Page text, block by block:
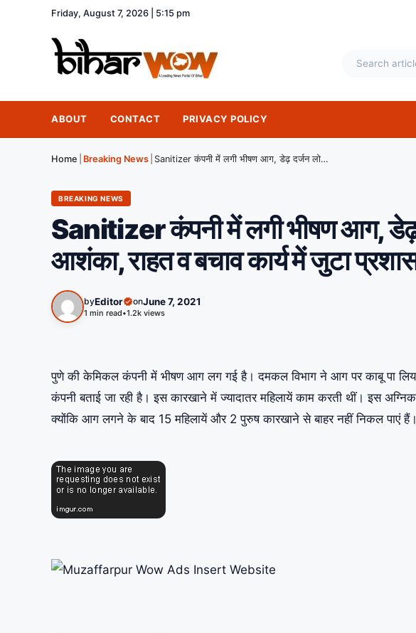
Friday, August 7, 2026 | 5:15 pm
ABOUT CONTACT PRIVACY POLICY
Home Breaking News Sanitizer कंपनी में लगी भीषण आग, डेढ़ दर्जन लोगों के मौत की आशंका, राहत व बचाव कार्य में जुटा प्रशासन
BREAKING NEWS
Sanitizer कंपनी में लगी भीषण आग, डेढ़
आशंका, राहत व बचाव कार्य में जुटा
byEditor onJune 7, 2021
1 min read•1.2k views
पुणे की केमिकल कंपनी में भीषण आग लग गई है। दमकल विभाग ने आग पर काबू पा
कंपनी बताई जा रही है। इस कारखाने में ज्यादातर महिलायें काम करती थीं। इस
क्योंकि आग लगने के बाद 15 महिलायें और 2 पुरुष कारखाने से बाहर नहीं निकल पाएं हैं।